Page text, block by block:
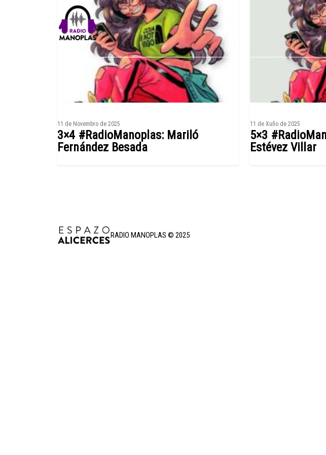
11 de Novembro de 2025
3×4 #RadioManoplas: Mariló
Fernández Besada
11 de Xuño de 2025
5×3
Estévez Villar
RADIO MANOPLAS © 2025